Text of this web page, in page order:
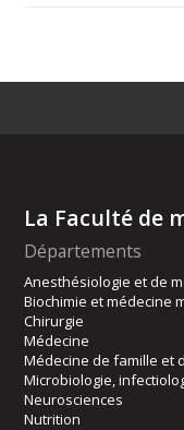
La Faculté de
Départements
Anesthésiologie et de
Biochimie et médecine
Chirurgie
Médecine
Médecine de famille et
Microbiologie,
Neurosciences
Nutrition